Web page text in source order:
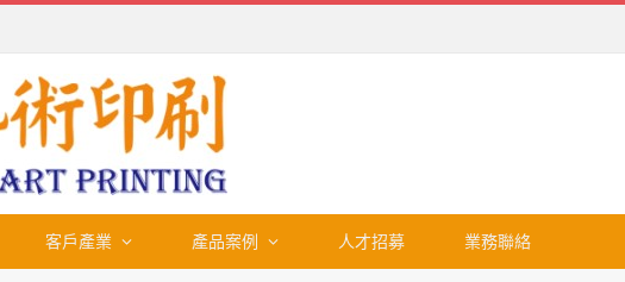
客戶產業 產品案例 人才招募 業務聯絡